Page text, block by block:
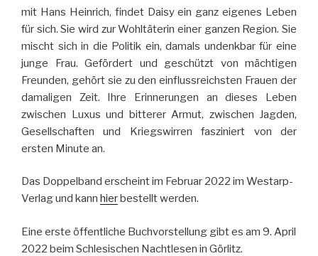
mit Hans Heinrich, findet Daisy ein ganz eigenes Leben
für sich. Sie wird zur Wohltäterin einer ganzen Region. Sie
mischt sich in die Politik ein, damals undenkbar für eine
junge Frau. Gefördert und geschützt von mächtigen
Freunden, gehört sie zu den einflussreichsten Frauen der
damaligen Zeit. Ihre Erinnerungen an dieses Leben
zwischen Luxus und bitterer Armut, zwischen Jagden,
Gesellschaften und Kriegswirren fasziniert von der
ersten Minute an.
Das Doppelband erscheint im Februar 2022 im Westarp-
Verlag und kann hier bestellt werden.
Eine erste öffentliche Buchvorstellung gibt es am 9. April
2022 beim Schlesischen Nachtlesen in Görlitz.